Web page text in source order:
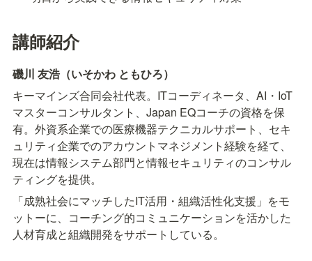
講師紹介
磯川 友浩（いそかわ ともひろ）
キーマインズ合同会社代表。ITコーディネータ、AI・IoT
マスターコンサルタント、Japan EQコーチの資格を保
有。外資系企業での医療機器テクニカルサポート、セキ
ュリティ企業でのアカウントマネジメント経験を経て、
現在は情報システム部門と情報セキュリティのコンサル
ティングを提供。
「成熟社会にマッチしたIT活用・組織活性化支援」をモ
ットーに、コーチング的コミュニケーションを活かした
人材育成と組織開発をサポートしている。